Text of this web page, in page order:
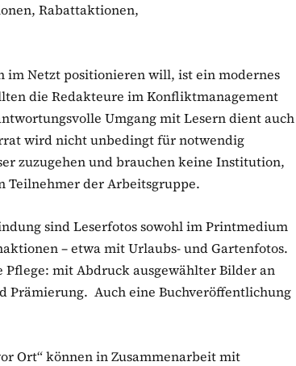
Rabattaktionen,
im Netzt positionieren will, ist ein modernes
die Redakteure im Konfliktmanagement
Umgang mit Lesern dient auch
wird nicht unbedingt für notwendig
zuzugehen und brauchen keine Institution,
Teilnehmer der Arbeitsgruppe.
sind Leserfotos sowohl im Printmedium
– etwa mit Urlaubs- und Gartenfotos.
Pflege: mit Abdruck ausgewählter Bilder an
Prämierung. Auch eine Buchveröffentlichung
Ort“ können in Zusammenarbeit mit